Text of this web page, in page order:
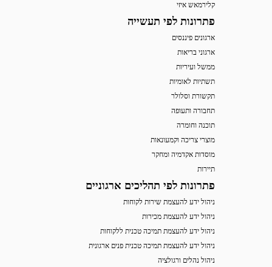
קלירמאש איזי
פתרונות לפי תעשייה
ארגונים פיננסים
ארגוני בריאות
ממשל ועיריות
תשתיות לאומיות
תקשורת וסלולר
תחבורה ותעופה
תוכנה וחומרה
מוצרי צריכה וקמעונאות
מוסדות אקדמיה ומחקר
תיירות
פתרונות לפי תהליכים ארגוניים
ניהול ידע להעצמת שירות לקוחות
ניהול ידע להעצמת מכירות
ניהול ידע להעצמת תמיכה טכנית ללקוחות
ניהול ידע להעצמת תמיכה טכנית פנים ארגונית
ניהול נהלים ורגולציה